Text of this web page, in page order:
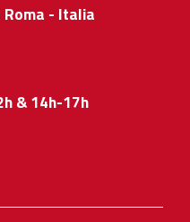
- Italia
& 14h-17h